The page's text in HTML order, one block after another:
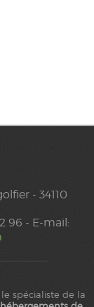
- 34110
96 - E-mail:
spécialiste de la